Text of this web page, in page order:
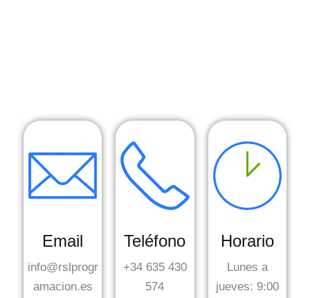
Email
info@rslprogr
amacion.es
Teléfono
+34 635 430
574
Horario
Lunes a
jueves: 9:00